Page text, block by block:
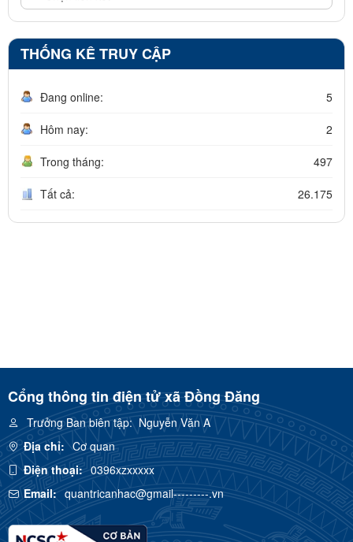
THỐNG KÊ TRUY CẬP
Đang online: 5
Hôm nay: 2
Trong tháng: 497
Tất cả: 26.175
Cổng thông tin điện tử xã Đồng Đăng
Trưởng Ban biên tập:Nguyễn Văn A
Địa chỉ: Cơ quan
Điện thoại: 0396xzxxxxx
Email: quantricanhac@gmail---------.vn